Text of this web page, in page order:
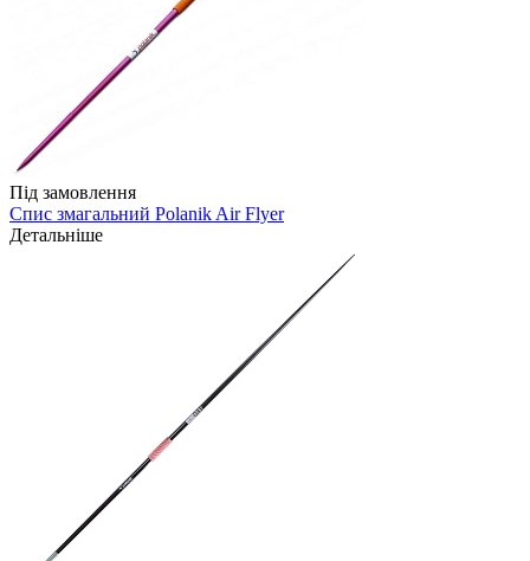
Під замовлення
Спис змагальний Polanik Air Flyer
Детальніше